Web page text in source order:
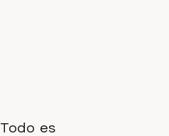
Todo es